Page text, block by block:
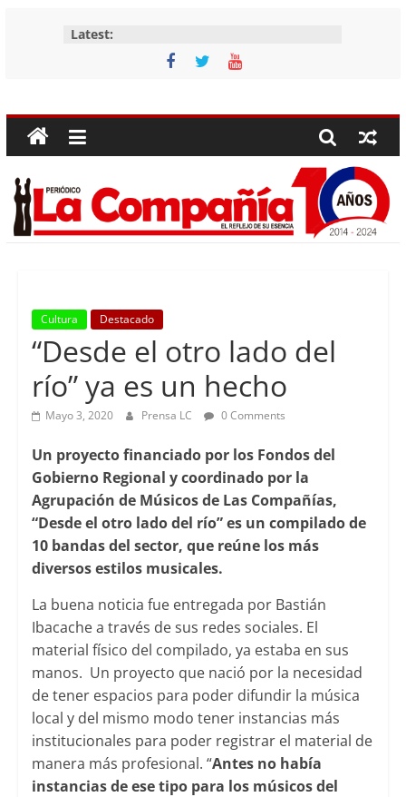
Latest:
Periódico
La
Compañía
Compañías
Cultura Destacado
“Desde el otro lado del
río” ya es un hecho
Mayo 3, 2020 Prensa LC 0 Comments
Un proyecto financiado por los Fondos del
Gobierno Regional y coordinado por la
Agrupación de Músicos de Las Compañías,
“Desde el otro lado del río” es un compilado de
10 bandas del sector, que reúne los más
diversos estilos musicales.
La buena noticia fue entregada por Bastián
Ibacache a través de sus redes sociales. El
material físico del compilado, ya estaba en sus
manos. Un proyecto que nació por la necesidad
de tener espacios para poder difundir la música
local y del mismo modo tener instancias más
institucionales para poder registrar el material de
manera más profesional. “Antes no había
instancias de ese tipo para los músicos del